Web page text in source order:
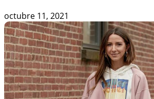
octubre 11, 2021